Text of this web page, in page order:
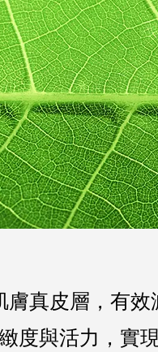
真皮層，有
度與活力，實